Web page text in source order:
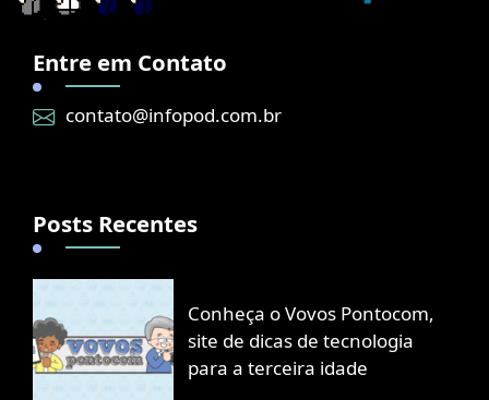
Entre em Contato
contato@infopod.com.br
Posts Recentes
Conheça o Vovos Pontocom,
site de dicas de tecnologia
para a terceira idade